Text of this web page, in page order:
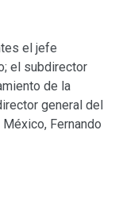
el jefe
el subdirector
de la
general del
Fernando